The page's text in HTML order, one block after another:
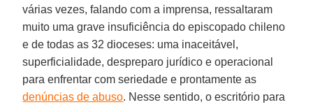
várias vezes, falando com a imprensa, ressaltaram
muito uma grave insuficiência do episcopado chileno
e de todas as 32 dioceses: uma inaceitável,
superficialidade, despreparo jurídico e operacional
para enfrentar com seriedade e prontamente as
denúncias de abuso. Nesse sentido, o escritório para